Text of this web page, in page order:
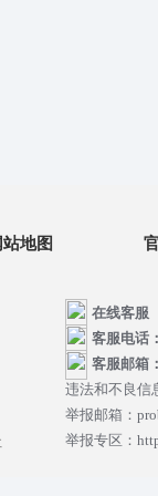
站地图
在线客服
客服电话
客服邮箱
违法和不良信
举报邮箱：
举报专区：